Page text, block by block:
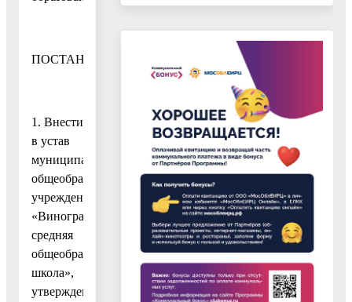
ПОСТАНОВЛЯЮ:
1. Внести
в устав
муниципального
общеобразовательного
учреждения
«Виноградовская
средняя
общеобразовательная
школа»,
утвержденный